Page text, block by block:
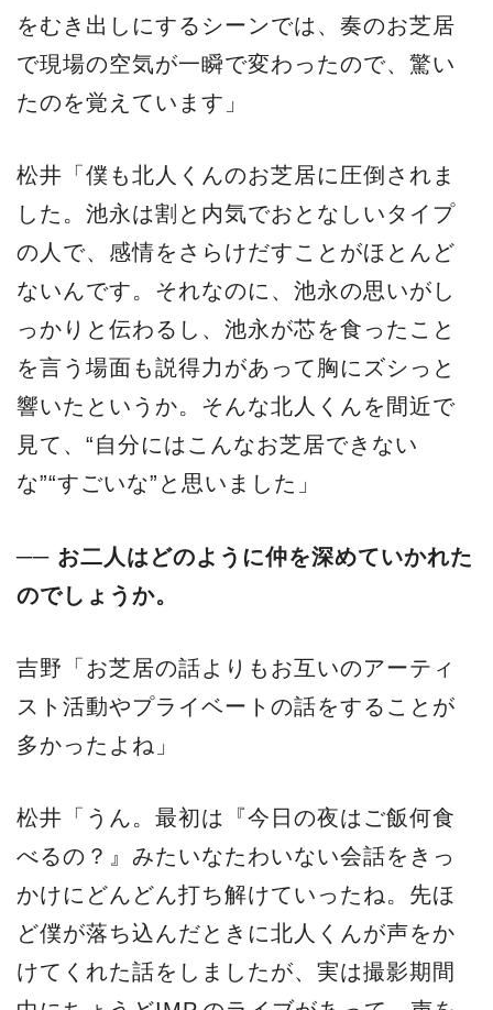
をむき出しにするシーンでは、奏のお芝居
で現場の空気が一瞬で変わったので、驚い
たのを覚えています」
松井「僕も北人くんのお芝居に圧倒されま
した。池永は割と内気でおとなしいタイプ
の人で、感情をさらけだすことがほとんど
ないんです。それなのに、池永の思いがし
っかりと伝わるし、池永が芯を食ったこと
を言う場面も説得力があって胸にズシっと
響いたというか。そんな北人くんを間近で
見て、“自分にはこんなお芝居できない
な”“すごいな”と思いました」
── お二人はどのように仲を深めていかれた
のでしょうか。
吉野「お芝居の話よりもお互いのアーティ
スト活動やプライベートの話をすることが
多かったよね」
松井「うん。最初は『今日の夜はご飯何食
べるの？』みたいなたわいない会話をきっ
かけにどんどん打ち解けていったね。先ほ
ど僕が落ち込んだときに北人くんが声をか
けてくれた話をしましたが、実は撮影期間